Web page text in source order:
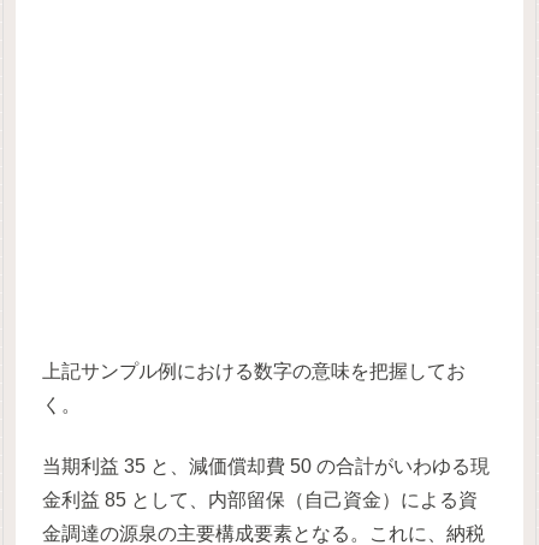
上記サンプル例における数字の意味を把握してお
く。
当期利益 35 と、減価償却費 50 の合計がいわゆる現
金利益 85 として、内部留保（自己資金）による資
金調達の源泉の主要構成要素となる。これに、納税